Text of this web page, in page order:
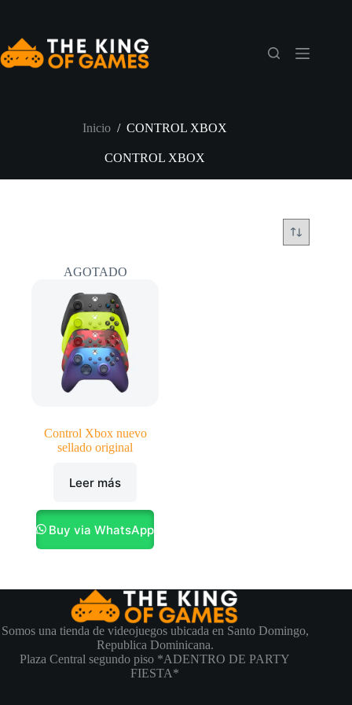
Inicio / CONTROL XBOX
CONTROL XBOX
AGOTADO
Control Xbox nuevo
sellado original
Leer más
Buy via WhatsApp
Somos una tienda de videojuegos ubicada en Santo Domingo,
Republica Dominicana.
Plaza Central segundo piso *ADENTRO DE PARTY
FIESTA*